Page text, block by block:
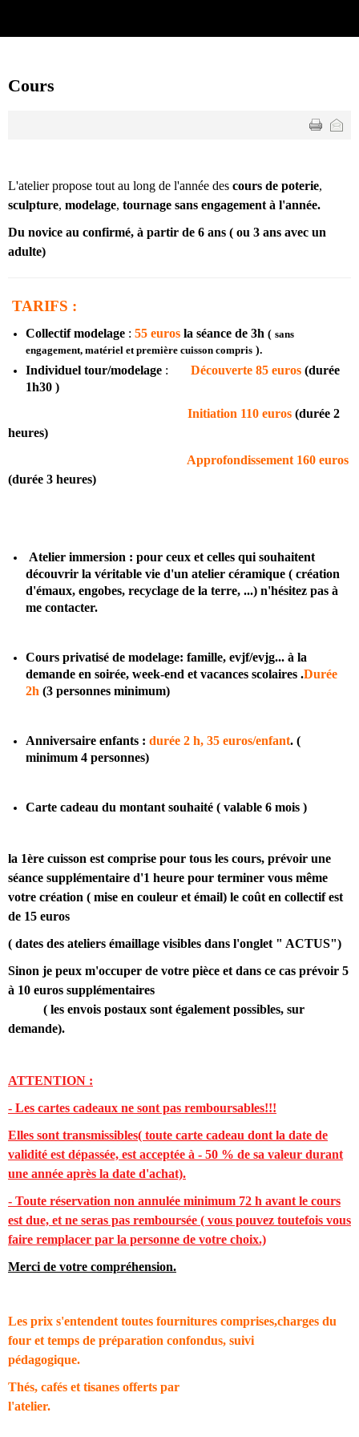
Cours
L'atelier propose tout au long de l'année des cours de poterie,
sculpture, modelage, tournage sans engagement à l'année.
Du novice au confirmé, à partir de 6 ans ( ou 3 ans avec un
adulte)
TARIFS :
Collectif modelage : 55 euros la séance de 3h (sans
engagement, matériel et première cuisson compris ).
Individuel tour/modelage :Découverte 85 euros(durée
1h30 )
Initiation 110 euros (durée 2
heures)
Approfondissement 160 euros
(durée 3 heures)
Atelier immersion : pour ceux et celles qui souhaitent
découvrir la véritable vie d'un atelier céramique ( création
d'émaux, engobes, recyclage de la terre, ...) n'hésitez pas à
me contacter.
Cours privatisé de modelage: famille, evjf/evjg... à la
demande en soirée, week-end et vacances scolaires .Durée
2h (3 personnes minimum)
Anniversaire enfants :durée 2 h, 35 euros/enfant. (
minimum 4 personnes)
Carte cadeau du montant souhaité ( valable 6 mois )
la 1ère cuisson est comprise pour tous les cours, prévoir une
séance supplémentaire d'1 heure pour terminer vous même
votre création ( mise en couleur et émail) le coût en collectif est
de 15 euros
( dates des ateliers émaillage visibles dans l'onglet " ACTUS")
Sinon je peux m'occuper de votre pièce et dans ce cas prévoir 5
à 10 euros supplémentaires
( les envois postaux sont également possibles, sur
demande).
ATTENTION :
- Les cartes cadeaux ne sont pas remboursables!!!
Elles sont transmissibles( toute carte cadeau dont la date de
validité est dépassée, est acceptée à - 50 % de sa valeur durant
une année après la date d'achat).
- Toute réservation non annulée minimum 72 h avant le cours
est due, et ne seras pas remboursée ( vous pouvez toutefois vous
faire remplacer par la personne de votre choix.)
Merci de votre compréhension.
Les prix s'entendent toutes fournitures comprises,charges du
four et temps de préparation confondus, suivi
pédagogique.
Thés, cafés et tisanes offerts par
l'atelier.